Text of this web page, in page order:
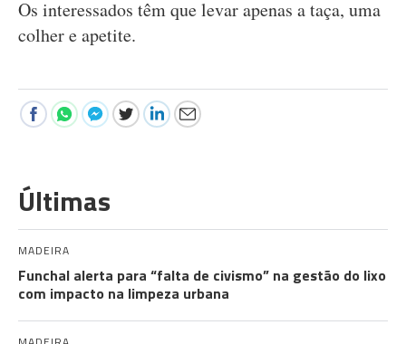
Os interessados têm que levar apenas a taça, uma
colher e apetite.
Últimas
MADEIRA
Funchal alerta para “falta de civismo” na gestão do lixo
com impacto na limpeza urbana